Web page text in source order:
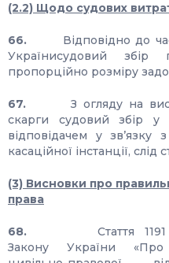
(2.2) Щодо судових
66. Відповідно до
Українисудовий збір
пропорційно розміру
67. З огляду на
скарги судовий збір у
відповідачем у
касаційної інстанції, слід
(3) Висновки про
права
68.Стаття
Закону України «Про